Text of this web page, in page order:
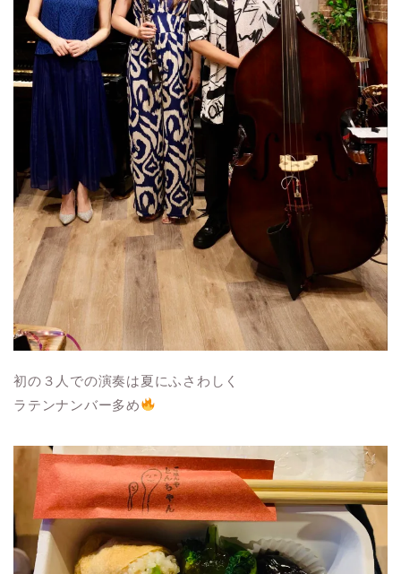
初の３人での演奏は夏にふさわしく
ラテンナンバー多め